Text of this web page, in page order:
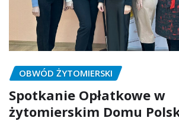
OBWÓD ŻYTOMIERSKI
Spotkanie Opłatkowe w
żytomierskim Domu